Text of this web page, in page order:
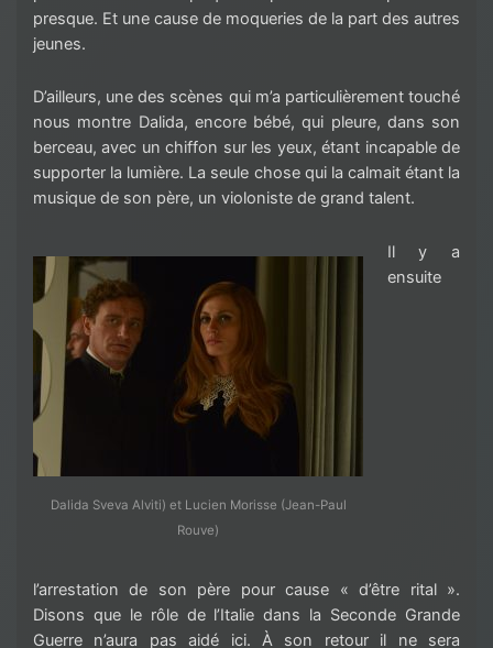
presque. Et une cause de moqueries de la part des autres
jeunes.
D’ailleurs, une des scènes qui m’a particulièrement touché
nous montre Dalida, encore bébé, qui pleure, dans son
berceau, avec un chiffon sur les yeux, étant incapable de
supporter la lumière. La seule chose qui la calmait étant la
musique de son père, un violoniste de grand talent.
Dalida Sveva Alviti) et Lucien Morisse (Jean-Paul
Rouve)
Il y a
ensuite
l’arrestation de son père pour cause « d’être rital ».
Disons que le rôle de l’Italie dans la Seconde Grande
Guerre n’aura pas aidé ici. À son retour il ne sera